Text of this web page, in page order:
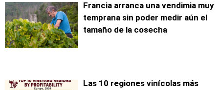
Francia arranca una vendimia muy
temprana sin poder medir aún el
tamaño de la cosecha
Las 10 regiones vinícolas más